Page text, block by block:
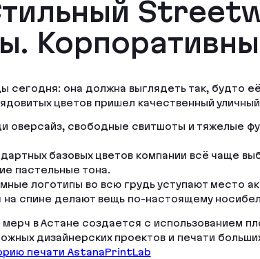
сегодня: она должна выглядеть так, будто
цветов пришел качественный
оверсайз, свободные свитшоты и тяжелые
базовых цветов компании всё чаще
пастельные тона.
логотипы во всю грудь уступают место
на спине делают вещь по-настоящему
в Астане создается с использованием
дизайнерских проектов и печати
печати AstanaPrintLab